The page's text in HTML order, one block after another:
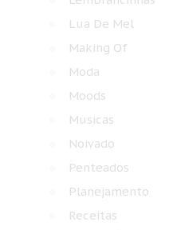
Lua De Mel
Making Of
Moda
Moods
Musicas
Noivado
Penteados
Planejamento
Receitas